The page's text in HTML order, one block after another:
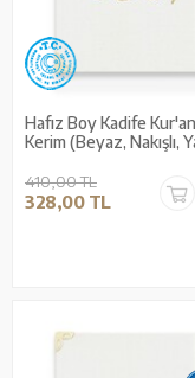
Hafız Boy Kadife
Kerim (Beyaz, Nakışlı,
410,00 TL
328,00 TL